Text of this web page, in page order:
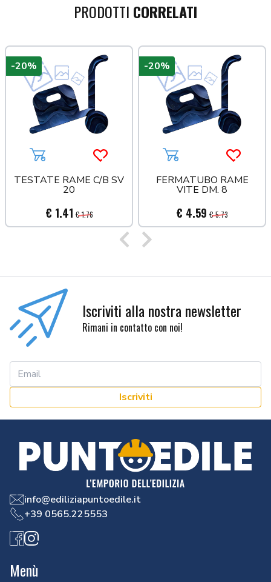
PRODOTTI CORRELATI
più tardiAggiungi al carrelloAcquista più tardi
TESTATE RAME C/B SV
20
€ 1.41 € 1.76
-20%
Aggiungi al carrello
FERMATUBO RAME
VITE DM. 8
€ 4.59 € 5.73
-20%
Iscriviti alla nostra newsletter
Rimani in contatto con noi!
Iscriviti
info@ediliziapuntoedile.it
+39 0565.225553
Facebook
Instagram
Menù